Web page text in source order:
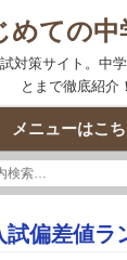
めての中
対策サイト。中
とまで徹底紹介！
メニューはこ
試偏差値ラ